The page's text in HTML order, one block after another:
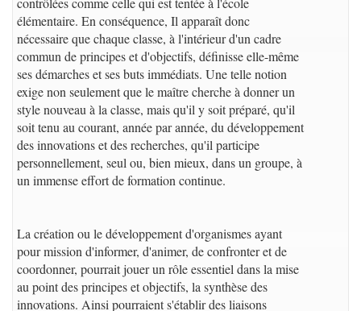
élémentaire. En conséquence, Il apparaît donc
nécessaire que chaque classe, à l'intérieur d'un cadre
commun de principes et d'objectifs, définisse elle-même
ses démarches et ses buts immédiats. Une telle notion
exige non seulement que le maître cherche à donner un
style nouveau à la classe, mais qu'il y soit préparé, qu'il
soit tenu au courant, année par année, du développement
des innovations et des recherches, qu'il participe
personnellement, seul ou, bien mieux, dans un groupe, à
un immense effort de formation continue.
La création ou le développement d'organismes ayant
pour mission d'informer, d'animer, de confronter et de
coordonner, pourrait jouer un rôle essentiel dans la mise
au point des principes et objectifs, la synthèse des
innovations. Ainsi pourraient s'établir des liaisons